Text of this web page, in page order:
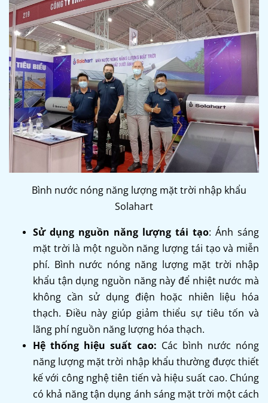
Bình nước nóng năng lượng mặt trời nhập khẩu
Solahart
Sử dụng nguồn năng lượng tái tạo: Ánh sáng
mặt trời là một nguồn năng lượng tái tạo và miễn
phí. Bình nước nóng năng lượng mặt trời nhập
khẩu tận dụng nguồn năng này để nhiệt nước mà
không cần sử dụng điện hoặc nhiên liệu hóa
thạch. Điều này giúp giảm thiểu sự tiêu tốn và
lãng phí nguồn năng lượng hóa thạch.
Hệ thống hiệu suất cao: Các bình nước nóng
năng lượng mặt trời nhập khẩu thường được thiết
kế với công nghệ tiên tiến và hiệu suất cao. Chúng
có khả năng tận dụng ánh sáng mặt trời một cách